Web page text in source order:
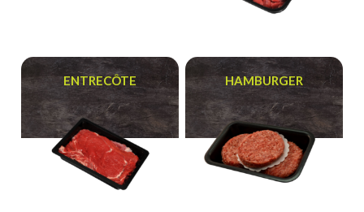
ENTRECÔTE HAMBURGER